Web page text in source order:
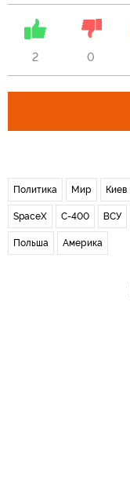
2 0
Политика Мир Киев
SpaceX С-400 ВСУ
Польша Америка